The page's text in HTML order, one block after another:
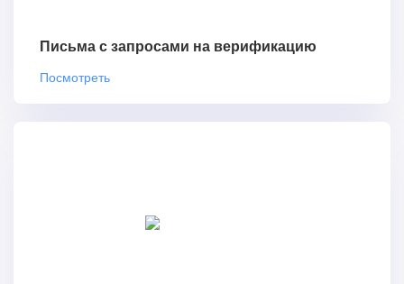
Письма с запросами на верификацию
Посмотреть